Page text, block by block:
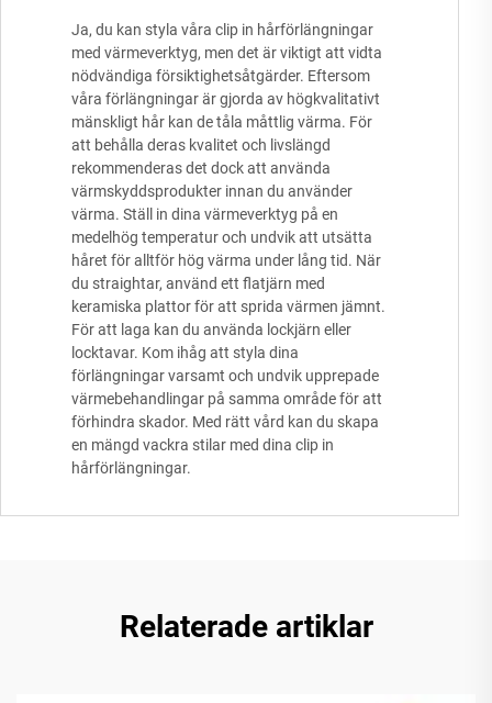
Ja, du kan styla våra clip in hårförlängningar
med värmeverktyg, men det är viktigt att vidta
nödvändiga försiktighetsåtgärder. Eftersom
våra förlängningar är gjorda av högkvalitativt
mänskligt hår kan de tåla måttlig värma. För
att behålla deras kvalitet och livslängd
rekommenderas det dock att använda
värmskyddsprodukter innan du använder
värma. Ställ in dina värmeverktyg på en
medelhög temperatur och undvik att utsätta
håret för alltför hög värma under lång tid. När
du straightar, använd ett flatjärn med
keramiska plattor för att sprida värmen jämnt.
För att laga kan du använda lockjärn eller
locktavar. Kom ihåg att styla dina
förlängningar varsamt och undvik upprepade
värmebehandlingar på samma område för att
förhindra skador. Med rätt vård kan du skapa
en mängd vackra stilar med dina clip in
hårförlängningar.
Relaterade artiklar